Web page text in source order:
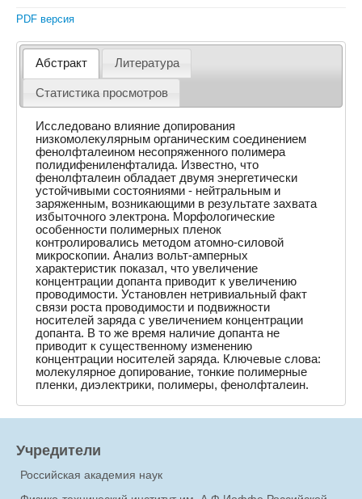
PDF версия
Абстракт Литература
Статистика просмотров
Исследовано влияние допирования
низкомолекулярным органическим соединением
фенолфталеином несопряженного полимера
полидифениленфталида. Известно, что
фенолфталеин обладает двумя энергетически
устойчивыми состояниями - нейтральным и
заряженным, возникающими в результате захвата
избыточного электрона. Морфологические
особенности полимерных пленок
контролировались методом атомно-силовой
микроскопии. Анализ вольт-амперных
характеристик показал, что увеличение
концентрации допанта приводит к увеличению
проводимости. Установлен нетривиальный факт
связи роста проводимости и подвижности
носителей заряда с увеличением концентрации
допанта. В то же время наличие допанта не
приводит к существенному изменению
концентрации носителей заряда. Ключевые слова:
молекулярное допирование, тонкие полимерные
пленки, диэлектрики, полимеры, фенолфталеин.
Учредители
Российская академия наук